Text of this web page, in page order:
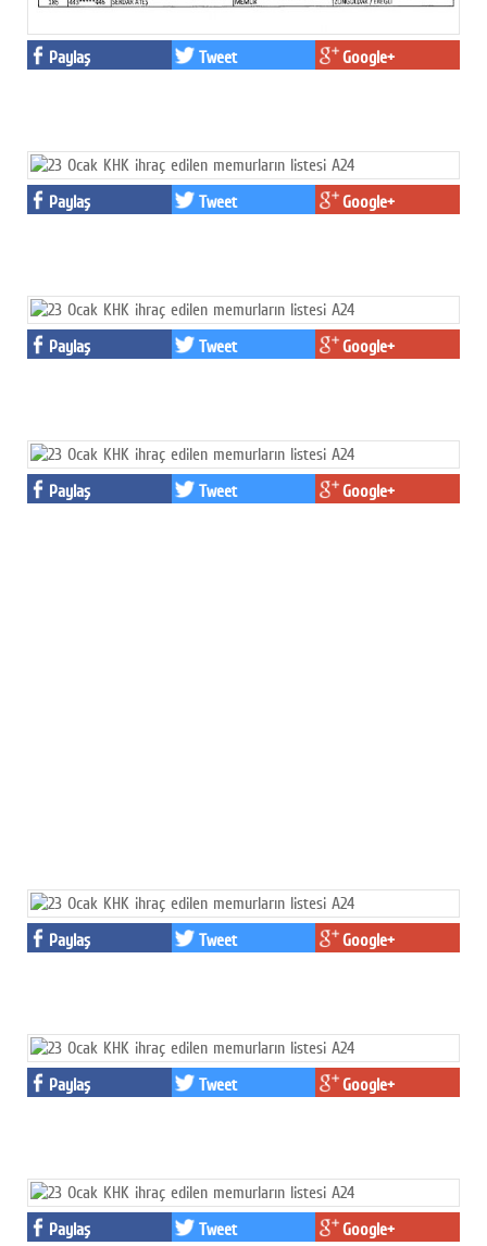
Paylaş Tweet Google+
Paylaş Tweet Google+
Paylaş Tweet Google+
Paylaş Tweet Google+
Paylaş Tweet Google+
Paylaş Tweet Google+
Paylaş Tweet Google+